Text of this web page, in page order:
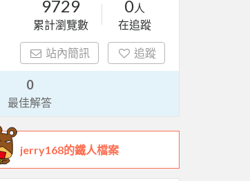
9729
累計瀏覽數
0人
在追蹤
站內簡訊 追蹤
0
最佳解答
jerry168的鐵人檔案